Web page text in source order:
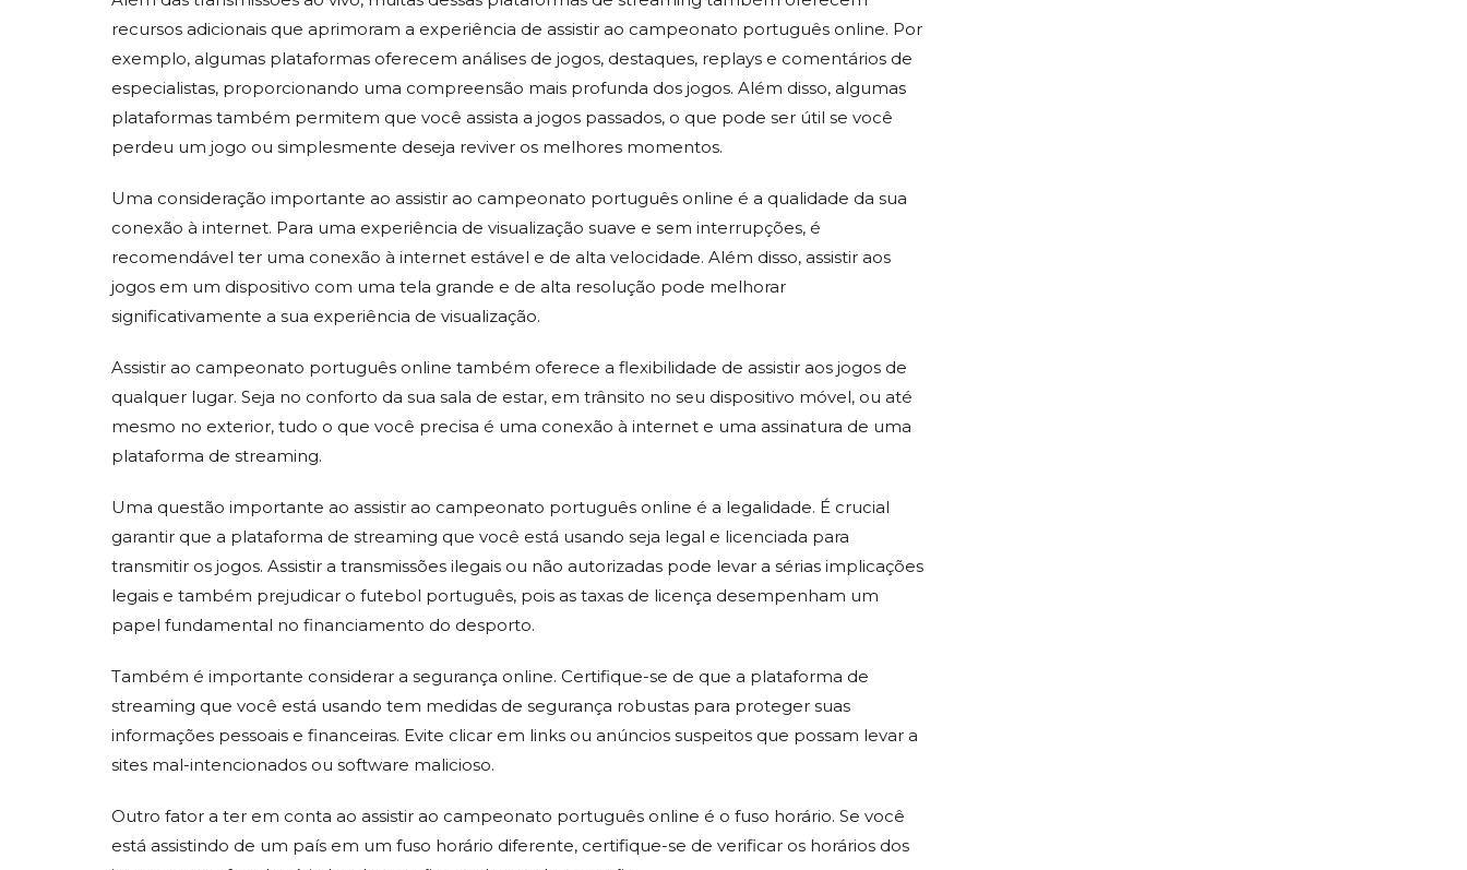
recursos adicionais que aprimoram a experiência de assistir ao campeonato português online. Por
exemplo, algumas plataformas oferecem análises de jogos, destaques, replays e comentários de
especialistas, proporcionando uma compreensão mais profunda dos jogos. Além disso, algumas
plataformas também permitem que você assista a jogos passados, o que pode ser útil se você
perdeu um jogo ou simplesmente deseja reviver os melhores momentos.
Uma consideração importante ao assistir ao campeonato português online é a qualidade da sua
conexão à internet. Para uma experiência de visualização suave e sem interrupções, é
recomendável ter uma conexão à internet estável e de alta velocidade. Além disso, assistir aos
jogos em um dispositivo com uma tela grande e de alta resolução pode melhorar
significativamente a sua experiência de visualização.
Assistir ao campeonato português online também oferece a flexibilidade de assistir aos jogos de
qualquer lugar. Seja no conforto da sua sala de estar, em trânsito no seu dispositivo móvel, ou até
mesmo no exterior, tudo o que você precisa é uma conexão à internet e uma assinatura de uma
plataforma de streaming.
Uma questão importante ao assistir ao campeonato português online é a legalidade. É crucial
garantir que a plataforma de streaming que você está usando seja legal e licenciada para
transmitir os jogos. Assistir a transmissões ilegais ou não autorizadas pode levar a sérias implicações
legais e também prejudicar o futebol português, pois as taxas de licença desempenham um
papel fundamental no financiamento do desporto.
Também é importante considerar a segurança online. Certifique-se de que a plataforma de
streaming que você está usando tem medidas de segurança robustas para proteger suas
informações pessoais e financeiras. Evite clicar em links ou anúncios suspeitos que possam levar a
sites mal-intencionados ou software malicioso.
Outro fator a ter em conta ao assistir ao campeonato português online é o fuso horário. Se você
está assistindo de um país em um fuso horário diferente, certifique-se de verificar os horários dos